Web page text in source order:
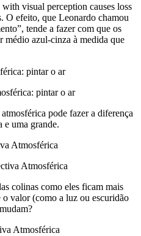
visual perception causes loss
O efeito, que Leonardo chamou
tende a fazer com que os
médio azul-cinza à medida que
pintar o ar
pode fazer a diferença
e uma grande.
Atmosférica
colinas como eles ficam mais
valor (como a luz ou escuridão
Atmosférica